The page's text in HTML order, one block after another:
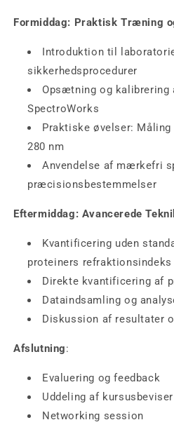
Formiddag: Praktisk Træning
Introduktion til
sikkerhedsprocedurer
Opsætning og kalibrering
SpectroWorks
Praktiske øvelser:
280 nm
Anvendelse af mærkefri
præcisionsbestemmelser
Eftermiddag: Avancerede
Kvantificering uden
proteiners refraktionsindeks
Direkte kvantificering af
Dataindsamling og
Diskussion af resultater
Afslutning:
Evaluering og feedback
Uddeling af kursusbeviser
Networking session